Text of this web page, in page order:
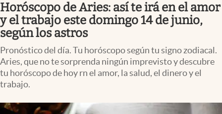
Horóscopo de Aries: así te irá en el amor
y el trabajo este domingo 14 de junio,
según los astros
Pronóstico del día. Tu horóscopo según tu signo zodiacal.
Aries, que no te sorprenda ningún imprevisto y descubre
tu horóscopo de hoy rn el amor, la salud, el dinero y el
trabajo.